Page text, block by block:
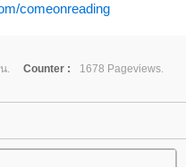
comeonreading
. Counter :
1678 Pageviews.